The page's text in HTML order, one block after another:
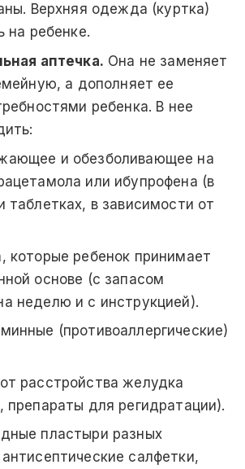
Верхняя одежда (куртка)
на ребенке.
аптечка. Она не заменяет
а дополняет ее
ребенка. В нее
и обезболивающее на
или ибупрофена (в
таблетках, в зависимости от
которые ребенок принимает
основе (с запасом
неделю и с инструкцией).
(противоаллергические)
расстройства желудка
препараты для регидратации).
пластыри разных
салфетки,